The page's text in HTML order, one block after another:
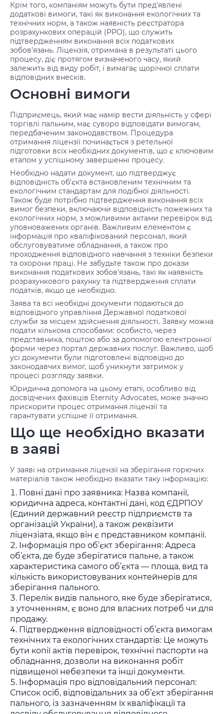
Крім того, компаніям можуть бути пред’явлені
додаткові вимоги, такі як виконання екологічних та
технічних норм, а також наявність реєстратора
розрахункових операцій (РРО), що служить
підтвердженням виконання всіх податкових
зобов’язань. Ліцензія, отримана в результаті цього
процесу, діє протягом визначеного часу, який
залежить від виду робіт, і вимагає щорічної сплати
відповідних внесків.
Основні вимоги
Підприємець, який має намір вести діяльність у сфері
торгівлі пальним, має суворо відповідати вимогам,
передбаченим законодавством. Процедура
отримання ліцензії починається з ретельної
підготовки всіх необхідних документів, що є ключовим
етапом у успішному завершенні процесу.
Необхідно надати документ, що підтверджує
відповідність об’єкта встановленим технічним та
екологічним стандартам для подібної діяльності.
Також буде потрібно підтвердження виконання всіх
вимог безпеки, включаючи відповідність пожежних та
екологічних норм, з можливими актами перевірок від
уповноважених органів. Важливим елементом є
інформація про кваліфікований персонал, який
обслуговуватиме обладнання, а також про
проходження відповідного навчання з техніки безпеки
та охорони праці. Не забудьте також про докази
виконання податкових зобов’язань, такі як наявність
розрахункового рахунку та підтвердження сплати
податків, якщо це необхідно.
Заява та всі необхідні документи подаються до
відповідного управління Державної податкової
служби за місцем здійснення діяльності. Заявку можна
подати кількома способами: особисто, через
представника, поштою або за допомогою електронної
форми через портал державних послуг. Важливо, щоб
усі документи були підготовлені відповідно до
законодавчих вимог, щоб уникнути затримок у
процесі розгляду заявки.
Юридична допомога на цьому етапі, особливо від
досвідчених фахівців Eternity Advocates, може значно
прискорити процес отримання ліцензії та
гарантувати успішне її отримання.
Що ще необхідно вказати
в заяві
У заяві на отримання ліцензії на зберігання горючих
матеріалів також необхідно вказати таку інформацію:
Повні дані про заявника: Назва компанії,
юридична адреса, контактні дані, код ЄДРПОУ
(Єдиний державний реєстр підприємств та
організацій України), а також реквізити
ліцензіата, якщо він є представником компанії.
Інформація про об’єкт зберігання: Адреса
об’єкта, де буде зберігатися пальне, а також
характеристика самого об’єкта — площа, вид та
кількість використовуваних контейнерів для
зберігання пального.
Перелік видів пального, яке буде зберігатися,
з уточненням, є воно для власних потреб чи для
продажу.
Підтвердження відповідності об’єкта вимогам
технічних та екологічних стандартів: Це можуть
бути копії актів перевірок, технічні паспорти на
обладнання, дозволи на виконання робіт
підвищеної небезпеки та інші документи.
Інформація про відповідальний персонал:
Список осіб, відповідальних за об’єкт зберігання
пального, із зазначенням їх кваліфікації та